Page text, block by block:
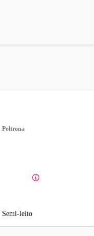
Poltrona
Semi-leito